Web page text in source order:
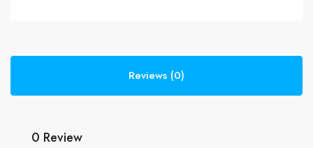
Reviews (0)
0 Review